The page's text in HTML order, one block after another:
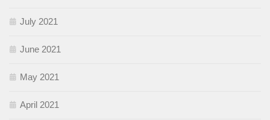
July 2021
June 2021
May 2021
April 2021